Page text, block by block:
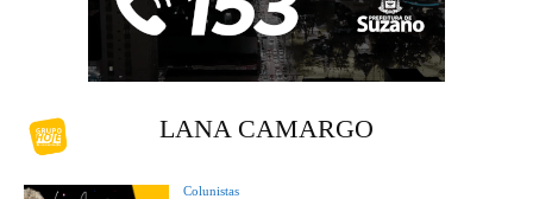
LANA CAMARGO
Colunistas